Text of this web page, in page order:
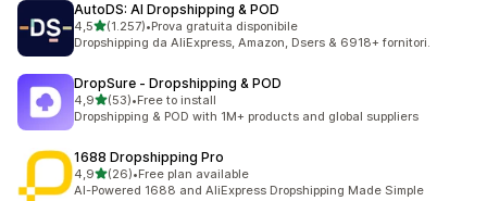
AutoDS: AI Dropshipping & POD
4,5stelle su 5
(1.257)
1257 recensioni totali
•Prova gratuita disponibile
Dropshipping da AliExpress, Amazon, Dsers & 6918+ fornitori.
DropSure ‑ Dropshipping & POD
4,9stelle su 5
(53)
53 recensioni totali
•Free to install
Dropshipping & POD with 1M+ products and global suppliers
1688 Dropshipping Pro
4,9stelle su 5
(26)
26 recensioni totali
•Free plan available
AI-Powered 1688 and AliExpress Dropshipping Made Simple